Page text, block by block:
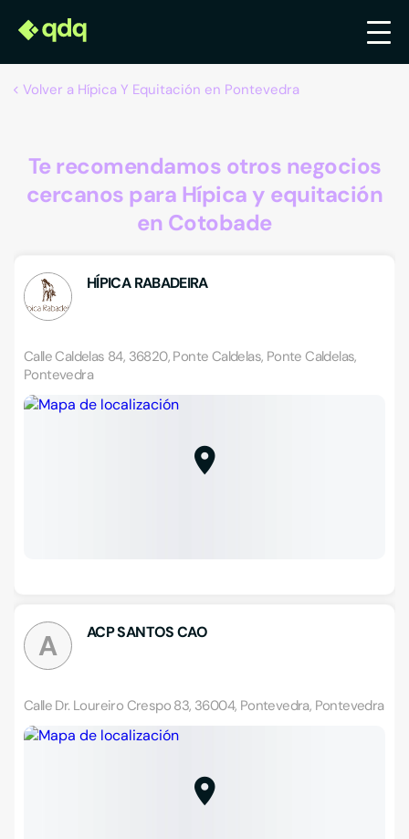
Volver a Hípica Y Equitación en Pontevedra
Te recomendamos otros negocios
cercanos para Hípica y equitación
en Cotobade
HÍPICA RABADEIRA
Calle Caldelas 84, 36820, Ponte Caldelas, Ponte Caldelas,
Pontevedra
A ACP SANTOS CAO
Calle Dr. Loureiro Crespo 83, 36004, Pontevedra, Pontevedra